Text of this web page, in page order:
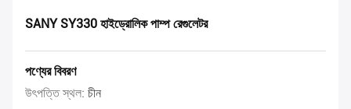
SANY SY330 হাইড্রোলিক পাম্প রেগুলেটর
পণ্যের বিবরণ
উৎপত্তি স্থল: চীন